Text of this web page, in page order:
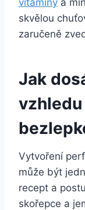
skvělou
zaručeně
Jak
Vytvoření
může být
recept a
skořepce a